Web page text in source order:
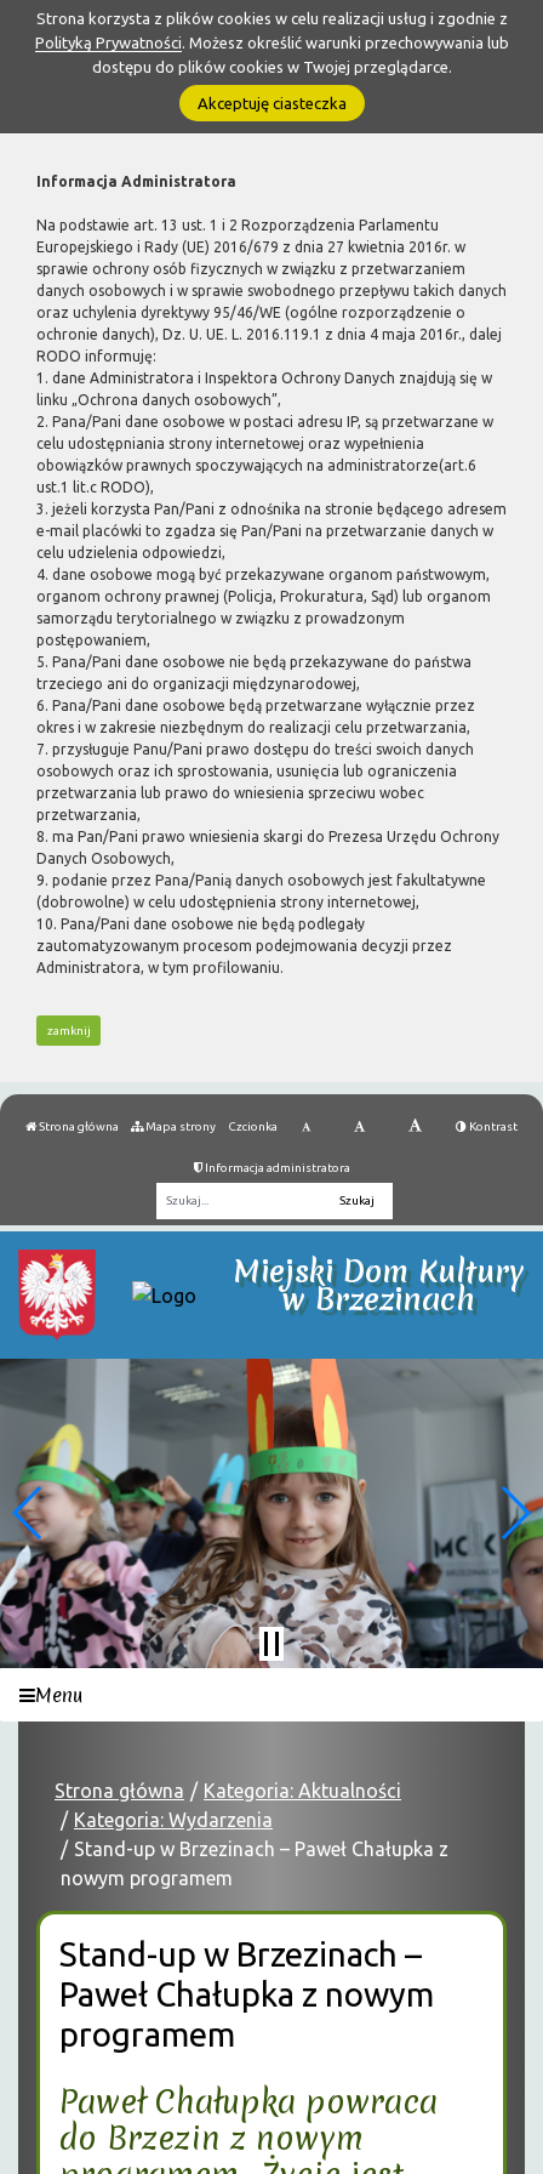
Strona korzysta z plików cookies w celu realizacji usług i zgodnie z
Polityką Prywatności. Możesz określić warunki przechowywania lub
dostępu do plików cookies w Twojej przeglądarce.
Akceptuję ciasteczka
Informacja Administratora
Na podstawie art. 13 ust. 1 i 2 Rozporządzenia Parlamentu
Europejskiego i Rady (UE) 2016/679 z dnia 27 kwietnia 2016r. w
sprawie ochrony osób fizycznych w związku z przetwarzaniem
danych osobowych i w sprawie swobodnego przepływu takich danych
oraz uchylenia dyrektywy 95/46/WE (ogólne rozporządzenie o
ochronie danych), Dz. U. UE. L. 2016.119.1 z dnia 4 maja 2016r., dalej
RODO informuję:
1. dane Administratora i Inspektora Ochrony Danych znajdują się w
linku „Ochrona danych osobowych”,
2. Pana/Pani dane osobowe w postaci adresu IP, są przetwarzane w
celu udostępniania strony internetowej oraz wypełnienia
obowiązków prawnych spoczywających na administratorze(art.6
ust.1 lit.c RODO),
3. jeżeli korzysta Pan/Pani z odnośnika na stronie będącego adresem
e-mail placówki to zgadza się Pan/Pani na przetwarzanie danych w
celu udzielenia odpowiedzi,
4. dane osobowe mogą być przekazywane organom państwowym,
organom ochrony prawnej (Policja, Prokuratura, Sąd) lub organom
samorządu terytorialnego w związku z prowadzonym
postępowaniem,
5. Pana/Pani dane osobowe nie będą przekazywane do państwa
trzeciego ani do organizacji międzynarodowej,
6. Pana/Pani dane osobowe będą przetwarzane wyłącznie przez
okres i w zakresie niezbędnym do realizacji celu przetwarzania,
7. przysługuje Panu/Pani prawo dostępu do treści swoich danych
osobowych oraz ich sprostowania, usunięcia lub ograniczenia
przetwarzania lub prawo do wniesienia sprzeciwu wobec
przetwarzania,
8. ma Pan/Pani prawo wniesienia skargi do Prezesa Urzędu Ochrony
Danych Osobowych,
9. podanie przez Pana/Panią danych osobowych jest fakultatywne
(dobrowolne) w celu udostępnienia strony internetowej,
10. Pana/Pani dane osobowe nie będą podlegały
zautomatyzowanym procesom podejmowania decyzji przez
Administratora, w tym profilowaniu.
zamknij
Strona główna Mapa strony Czcionka Kontrast
Informacja administratora
Miejski Dom Kultury
w Brzezinach
Menu
Strona główna
Kategoria: Aktualności
Kategoria: Wydarzenia
Stand-up w Brzezinach – Paweł Chałupka z
nowym programem
Stand-up w Brzezinach –
Paweł Chałupka z nowym
programem
Paweł Chałupka powraca
do Brzezin z nowym